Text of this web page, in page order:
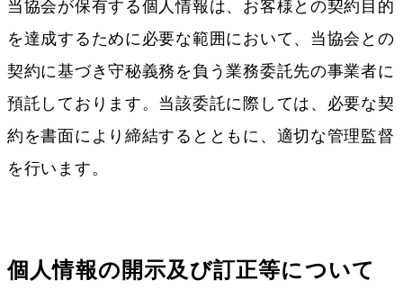
当協会が保有する個人情報は、お客様との契約目的
を達成するために必要な範囲において、当協会との
契約に基づき守秘義務を負う業務委託先の事業者に
預託しております。当該委託に際しては、必要な契
約を書面により締結するとともに、適切な管理監督
を行います。
個人情報の開示及び訂正等について